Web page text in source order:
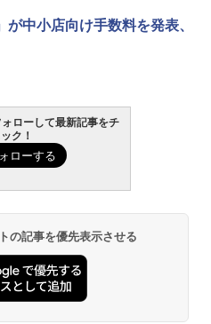
が中小店向け手数料を発表、
ローして最新記事をチ
ク！
の記事を優先表示させる